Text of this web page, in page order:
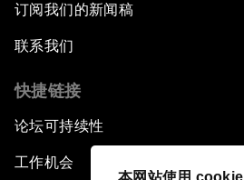
本网站使用 cookie
订阅我们的新闻稿
联系我们
快捷链接
论坛可持续性
工作机会